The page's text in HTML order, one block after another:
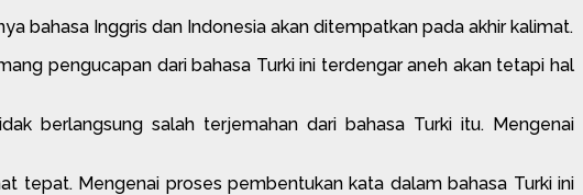
bahasa Inggris dan Indonesia akan ditempatkan pada akhir kalimat.
pengucapan dari bahasa Turki ini terdengar aneh akan tetapi hal
berlangsung salah terjemahan dari bahasa Turki itu. Mengenai
tepat. Mengenai proses pembentukan kata dalam bahasa Turki ini